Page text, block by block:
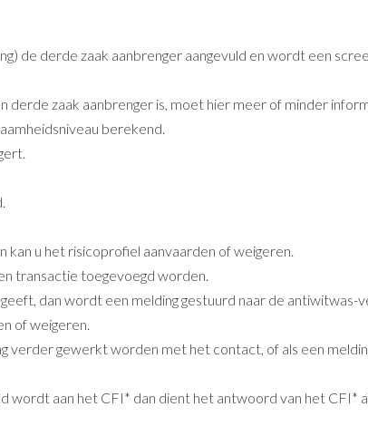
de derde zaak aanbrenger aangevuld en wordt een
zaak aanbrenger is, moet hier meer of minder
berekend.
kan u het risicoprofiel aanvaarden of weigeren.
transactie toegevoegd worden.
dan wordt een melding gestuurd naar de antiwitwas-
of weigeren.
gewerkt worden met het contact, of als een
aan het CFI* dan dient het antwoord van het CFI*